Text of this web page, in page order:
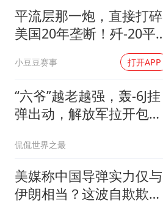
平流层那一炮，直接打碎
美国20年垄断！歼-20平
小豆豆赛事 打开APP
“六爷”越老越强，轰-6J挂
弹出动，解放军拉开包围
侃侃世界之最
美媒称中国导弹实力仅与
伊朗相当？这波自欺欺人